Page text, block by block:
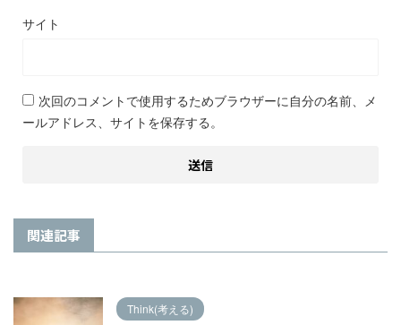
サイト
次回のコメントで使用するためブラウザーに自分の名前、メ
ールアドレス、サイトを保存する。
関連記事
Think(考える)